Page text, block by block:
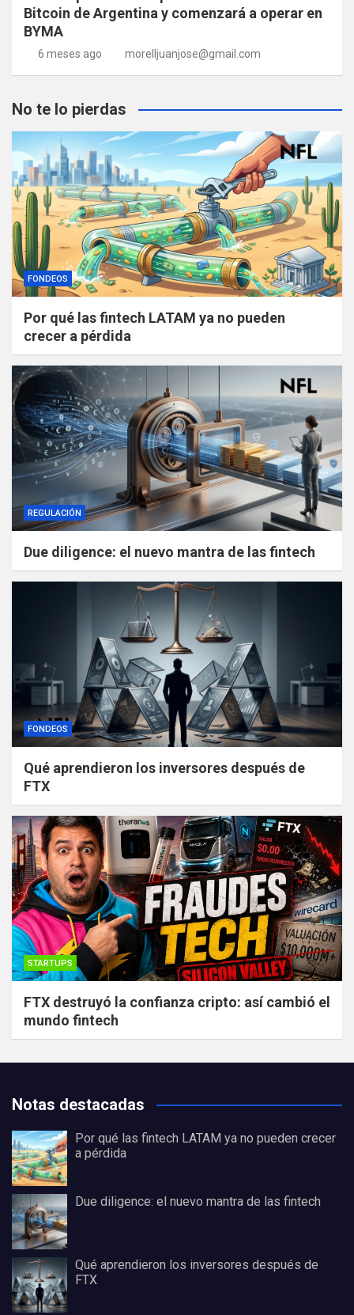
Bitcoin de Argentina y comenzará a operar en
BYMA
6 meses ago morelljuanjose@gmail.com
No te lo pierdas
FONDEOS
Por qué las fintech LATAM ya no pueden
crecer a pérdida
REGULACIÓN
Due diligence: el nuevo mantra de las fintech
FONDEOS
Qué aprendieron los inversores después de
FTX
STARTUPS
FTX destruyó la confianza cripto: así cambió el
mundo fintech
Notas destacadas
Por qué las fintech LATAM ya no pueden crecer
a pérdida
Due diligence: el nuevo mantra de las fintech
Qué aprendieron los inversores después de
FTX